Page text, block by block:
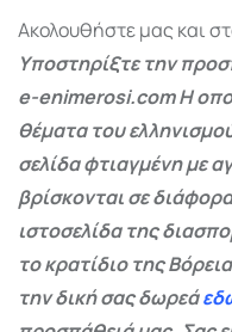
Ακολουθήστε μας και
Υποστηρίξτε την
e-enimerosi.com Η
θέματα του
σελίδα φτιαγμένη με
βρίσκονται σε
ιστοσελίδα της
το κρατίδιο της
την δική σας δωρεά